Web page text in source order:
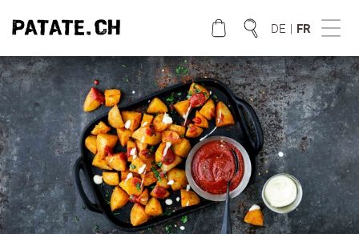
DE | FR
QUE CHERCHEZ VOUS?